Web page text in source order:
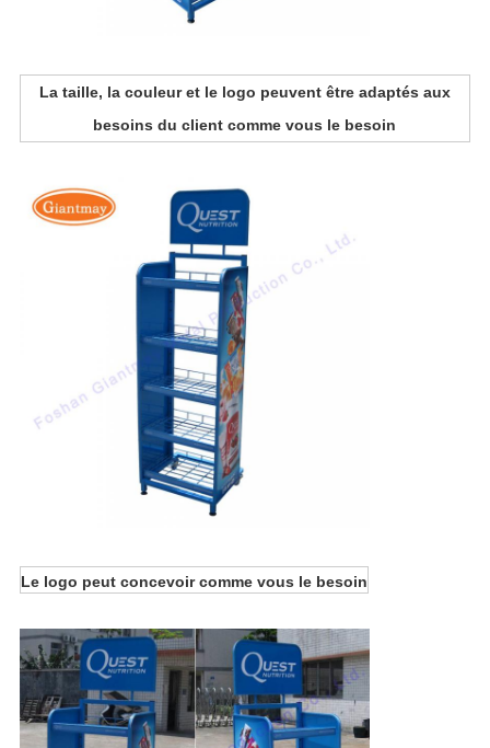
La taille, la couleur et le logo peuvent être adaptés aux
besoins du client comme vous le besoin
Le logo peut concevoir comme vous le besoin